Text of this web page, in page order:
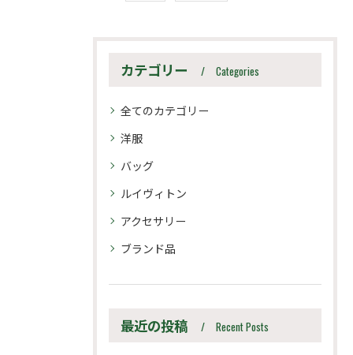
カテゴリー Categories
全てのカテゴリー
洋服
バッグ
ルイヴィトン
アクセサリー
ブランド品
最近の投稿 Recent Posts